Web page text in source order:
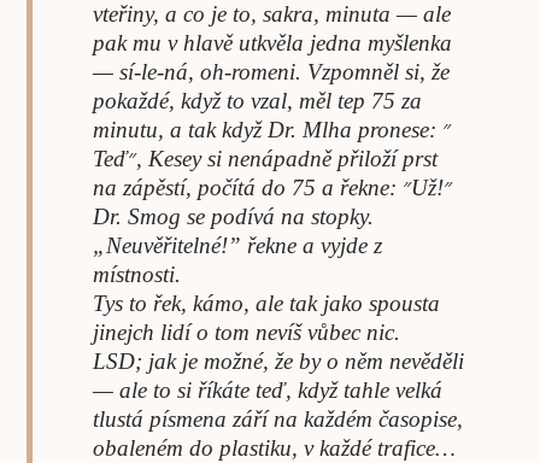
vteřiny, a co je to, sakra, minuta — ale
pak mu v hlavě utkvěla jedna myšlenka
— sí-le-ná, oh-romeni. Vzpomněl si, že
pokaždé, když to vzal, měl tep 75 za
minutu, a tak když Dr. Mlha pronese: ״
Teď״, Kesey si nenápadně přiloží prst
na zápěstí, počítá do 75 a řekne: ״Už!״
Dr. Smog se podívá na stopky.
„Neuvěřitelné!” řekne a vyjde z
místnosti.
Tys to řek, kámo, ale tak jako spousta
jinejch lidí o tom nevíš vůbec nic.
LSD; jak je možné, že by o něm nevěděli
— ale to si říkáte teď, když tahle velká
tlustá písmena září na každém časopise,
obaleném do plastiku, v každé trafice…